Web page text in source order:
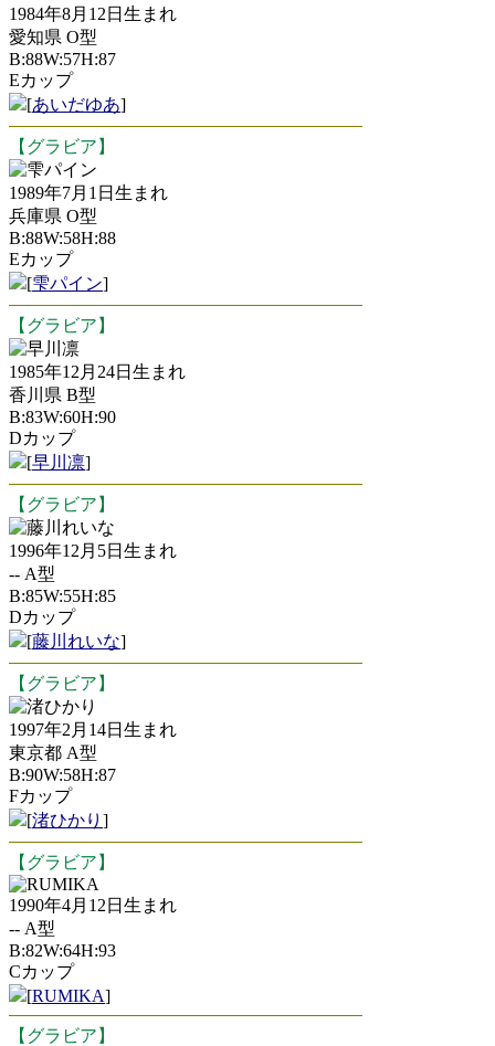
1984年8月12日生まれ
愛知県 O型
B:88W:57H:87
Eカップ
[あいだゆあ]
【グラビア】
雫パイン
1989年7月1日生まれ
兵庫県 O型
B:88W:58H:88
Eカップ
[雫パイン]
【グラビア】
早川凛
1985年12月24日生まれ
香川県 B型
B:83W:60H:90
Dカップ
[早川凛]
【グラビア】
藤川れいな
1996年12月5日生まれ
-- A型
B:85W:55H:85
Dカップ
[藤川れいな]
【グラビア】
渚ひかり
1997年2月14日生まれ
東京都 A型
B:90W:58H:87
Fカップ
[渚ひかり ]
【グラビア】
RUMIKA
1990年4月12日生まれ
-- A型
B:82W:64H:93
Cカップ
[RUMIKA]
【グラビア】